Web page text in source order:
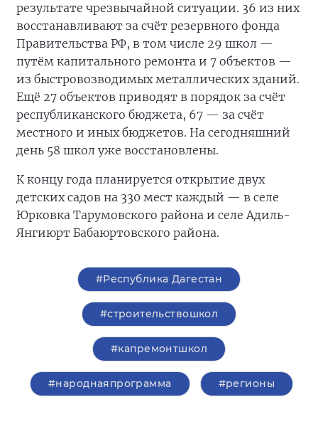
результате чрезвычайной ситуации. 36 из них
восстанавливают за счёт резервного фонда
Правительства РФ, в том числе 29 школ —
путём капитального ремонта и 7 объектов —
из быстровозводимых металлических зданий.
Ещё 27 объектов приводят в порядок за счёт
республиканского бюджета, 67 — за счёт
местного и иных бюджетов. На сегодняшний
день 58 школ уже восстановлены.
К концу года планируется открытие двух
детских садов на 330 мест каждый — в селе
Юрковка Тарумовского района и селе Адиль-
Янгиюрт Бабаюртовского района.
#Республика Дагестан
#строительствошкол
#капремонтшкол
#народнаяпрограмма #регионы